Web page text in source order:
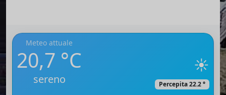
Meteo attuale
20,7 °C
sereno
☀️
Percepita 22.2 °